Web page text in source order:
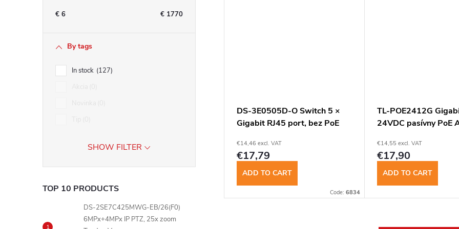
€ 6 € 1770
By tags
In stock 127
SHOW FILTER
TOP 10 PRODUCTS
DS-2SE7C425MWG-EB/26(F0)
6MPx+4MPx IP PTZ, 25x zoom
DS-3E0505D-O Switch 5 ×
Gigabit RJ45 port, bez PoE
€14,46 excl. VAT
€17,79
ADD TO CART
Code:6834
TL-POE2412G
24VDC pasívny PoE
€14,55 excl. VAT
€17,90
ADD TO CART